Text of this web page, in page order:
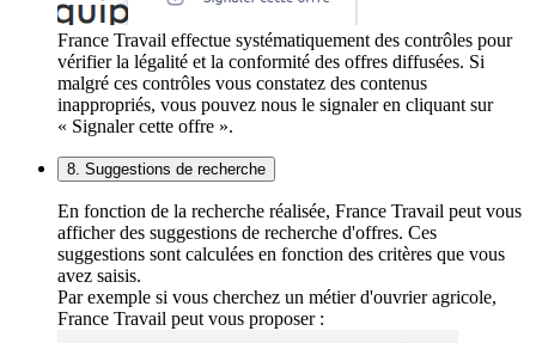
France Travail effectue systématiquement des contrôles pour
vérifier la légalité et la conformité des offres diffusées. Si
malgré ces contrôles vous constatez des contenus
inappropriés, vous pouvez nous le signaler en cliquant sur
« Signaler cette offre ».
8. Suggestions de recherche
En fonction de la recherche réalisée, France Travail peut vous
afficher des suggestions de recherche d'offres. Ces
suggestions sont calculées en fonction des critères que vous
avez saisis.
Par exemple si vous cherchez un métier d'ouvrier agricole,
France Travail peut vous proposer :